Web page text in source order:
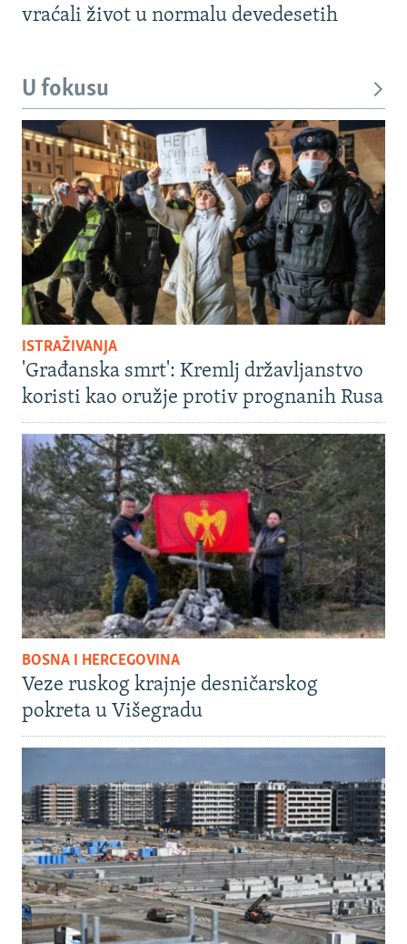
vraćali život u normalu devedesetih
U fokusu
ISTRAŽIVANJA
'Građanska smrt': Kremlj državljanstvo
koristi kao oružje protiv prognanih Rusa
BOSNA I HERCEGOVINA
Veze ruskog krajnje desničarskog
pokreta u Višegradu